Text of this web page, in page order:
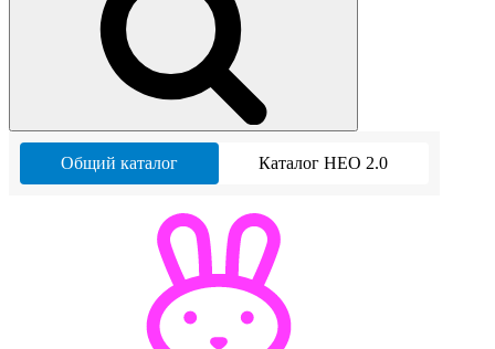
Общий каталог Каталог НЕО 2.0